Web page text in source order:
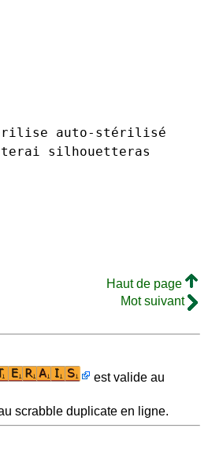
auto-stérilisé
silhouetteras
Haut de page
Mot suivant
est valide au
scrabble duplicate en ligne.